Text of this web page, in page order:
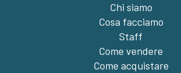
Chi siamo
Cosa facciamo
Staff
Come vendere
Come acquistare